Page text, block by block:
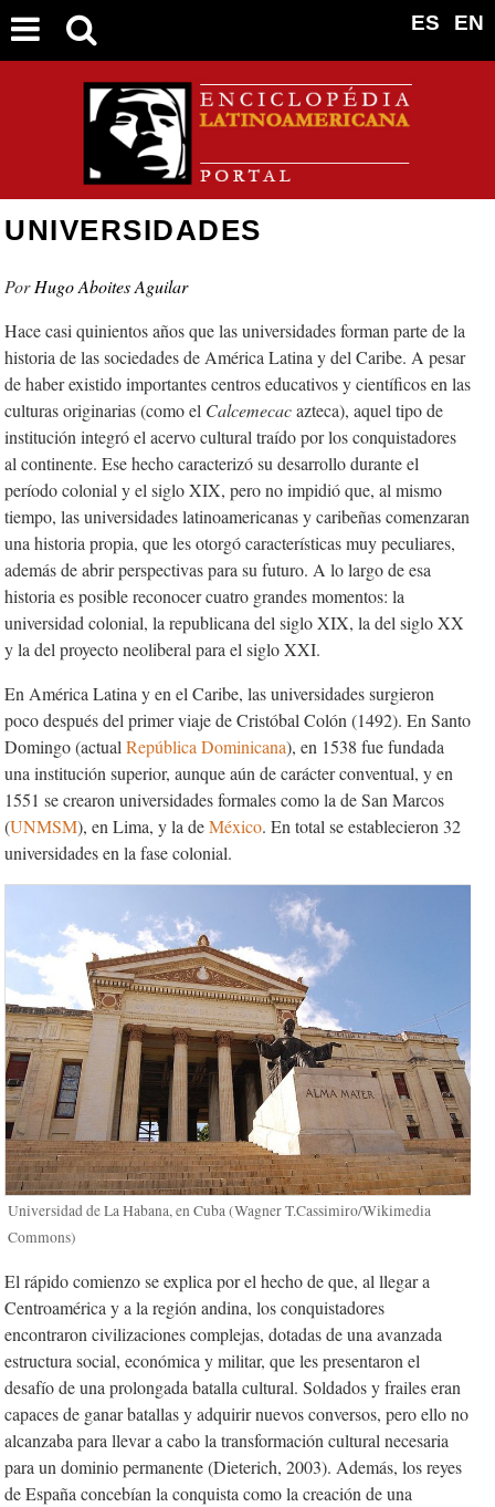
EN
ES
UNIVERSIDADES
Hugo Aboites Aguilar
Hace casi quinientos años que las universidades forman parte de la
historia de las sociedades de América Latina y del Caribe. A pesar
de haber existido importantes centros educativos y científicos en las
culturas originarias (como el Calcemecacazteca), aquel tipo de
institución integró el acervo cultural traído por los conquistadores
al continente. Ese hecho caracterizó su desarrollo durante el
período colonial y el siglo XIX, pero no impidió que, al mismo
tiempo, las universidades latinoamericanas y caribeñas comenzaran
una historia propia, que les otorgó características muy peculiares,
además de abrir perspectivas para su futuro. A lo largo de esa
historia es posible reconocer cuatro grandes momentos: la
universidad colonial, la republicana del siglo XIX, la del siglo XX
y la del proyecto neoliberal para el siglo XXI.
En América Latina y en el Caribe, las universidades surgieron
poco después del primer viaje de Cristóbal Colón (1492). En Santo
Domingo (actual República Dominicana), en 1538 fue fundada
una institución superior, aunque aún de carácter conventual, y en
1551 se crearon universidades formales como la de San Marcos
(UNMSM), en Lima, y la deMéxico. En total se establecieron 32
universidades en la fase colonial.
Universidad de La Habana, en Cuba (Wagner T.Cassimiro/Wikimedia
Commons)
El rápido comienzo se explica por el hecho de que, al llegar a
Centroamérica y a la región andina, los conquistadores
encontraron civilizaciones complejas, dotadas de una avanzada
estructura social, económica y militar, que les presentaron el
desafío de una prolongada batalla cultural. Soldados y frailes eran
capaces de ganar batallas y adquirir nuevos conversos, pero ello no
alcanzaba para llevar a cabo la transformación cultural necesaria
para un dominio permanente (Dieterich, 2003). Además, los reyes
de España concebían la conquista como la creación de una